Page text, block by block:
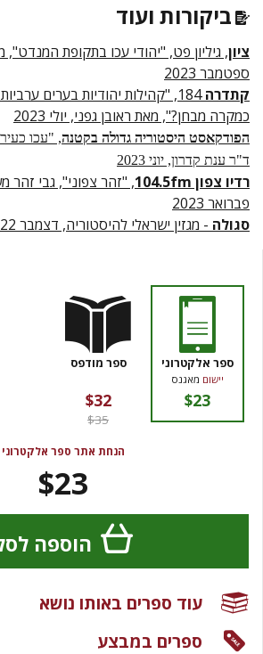
ביקורות ועוד
ציון, גיליון פט, "יהודי עכו בתקופת
ספטמבר 2023
קתדרה
184, "קהילות יהודיות בערים
כמקרה מבחן?", מאת ראובן גפני, יולי 2023
הפודקאסט היסטוריה גדולה בקטנה, "עכו
ד"ר ענת קדרון, יוני 2023
רדיו צפון 104.5fm
, "זהר צפוני", גבי זהר
פברואר 2023
סגולה - מגזין ישראלי להיסטוריה, דצמבר 2022
ספר אלקטרוני
יישום מאגנס
$23
ספר מודפס
$32
$35
הנחת אתר ספר אלקטרוני
$23
הוספה
עוד ספרים באותו נושא
ספרים במבצע